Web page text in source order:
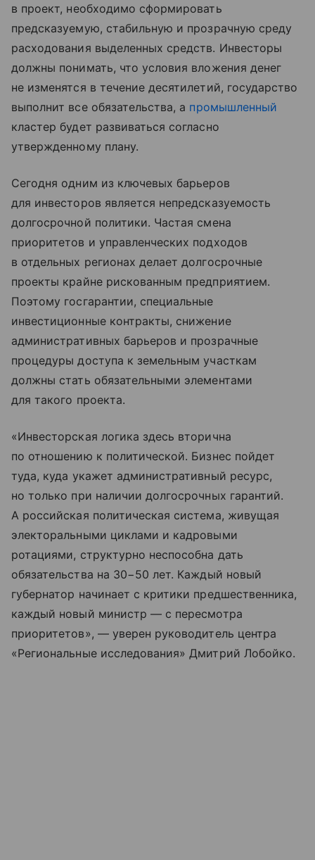
в проект, необходимо сформировать
предсказуемую, стабильную и прозрачную среду
расходования выделенных средств. Инвесторы
должны понимать, что условия вложения денег
не изменятся в течение десятилетий, государство
выполнит все обязательства, а промышленный
кластер будет развиваться согласно
утвержденному плану.
Сегодня одним из ключевых барьеров
для инвесторов является непредсказуемость
долгосрочной политики. Частая смена
приоритетов и управленческих подходов
в отдельных регионах делает долгосрочные
проекты крайне рискованным предприятием.
Поэтому госгарантии, специальные
инвестиционные контракты, снижение
административных барьеров и прозрачные
процедуры доступа к земельным участкам
должны стать обязательными элементами
для такого проекта.
«Инвесторская логика здесь вторична
по отношению к политической. Бизнес пойдет
туда, куда укажет административный ресурс,
но только при наличии долгосрочных гарантий.
А российская политическая система, живущая
электоральными циклами и кадровыми
ротациями, структурно неспособна дать
обязательства на 30−50 лет. Каждый новый
губернатор начинает с критики предшественника,
каждый новый министр — с пересмотра
приоритетов», — уверен руководитель центра
«Региональные исследования» Дмитрий Лобойко.